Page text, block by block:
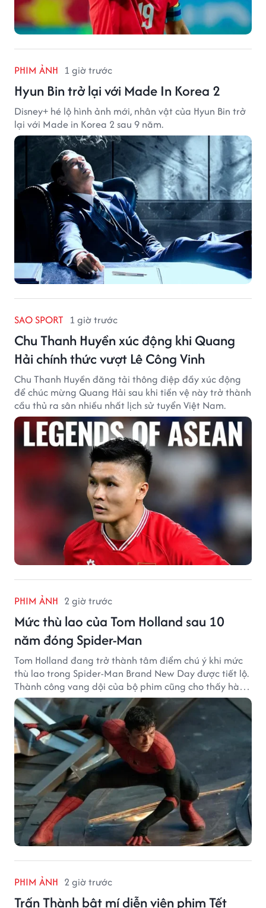
PHIM ẢNH 1 giờ trước
Hyun Bin trở lại với Made In Korea 2
Disney+ hé lộ hình ảnh mới, nhân vật của Hyun Bin trở
lại với Made in Korea 2 sau 9 năm.
SAO SPORT 1 giờ trước
Chu Thanh Huyền xúc động khi Quang
Hải chính thức vượt Lê Công Vinh
Chu Thanh Huyền đăng tải thông điệp đầy xúc động
để chúc mừng Quang Hải sau khi tiền vệ này trở thành
cầu thủ ra sân nhiều nhất lịch sử tuyển Việt Nam.
PHIM ẢNH 2 giờ trước
Mức thù lao của Tom Holland sau 10
năm đóng Spider-Man
Tom Holland đang trở thành tâm điểm chú ý khi mức
thù lao trong Spider-Man Brand New Day được tiết lộ.
Thành công vang dội của bộ phim cũng cho thấy hành
trình thăng hạng đáng chú ý của nam diễn viên sau
một thập kỷ gắn bó với vai Người Nhện.
PHIM ẢNH 2 giờ trước
Trấn Thành bật mí diễn viên phim Tết